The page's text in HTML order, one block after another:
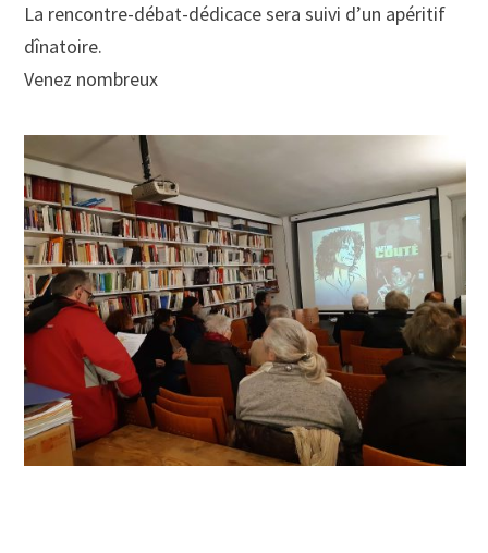
La rencontre-débat-dédicace sera suivi d’un apéritif
dînatoire.
Venez nombreux